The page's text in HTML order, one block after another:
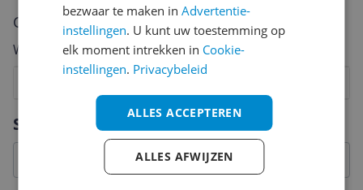
Specificaties
Cijfer
Welk cijfer geef jij dit product?
5
Vraag 1 van 4
bezwaar te maken inAdvertentie-
instellingen. U kunt uw toestemming op
elk moment intrekken in Cookie-
instellingen. Privacybeleid
ALLES ACCEPTEREN
ALLES AFWIJZEN